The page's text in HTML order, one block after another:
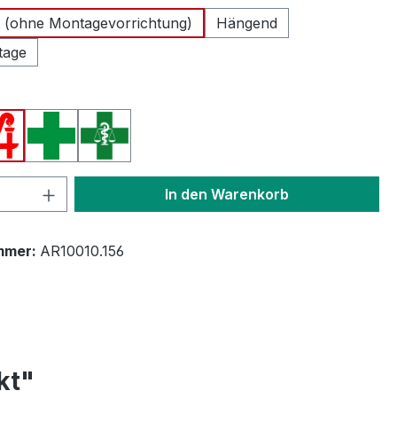
(ohne Montagevorrichtung)
Hängend
A (Deutschland)
A (Österreich)
Apothekenkreuz (International)
Apothekenkreuz (Schweiz)
Anzahl: Gib den gewünschten Wert
In den Warenkorb
AR10010.156